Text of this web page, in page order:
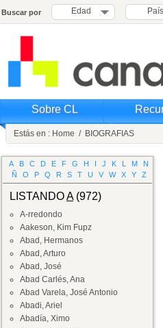
Buscar por Edad País
Sobre CL
Estás en : Home / BIOGRAFIAS
A B C D E F G H I J K L M
N
Ñ
O P Q R S T U V W X Y Z
LISTANDOA(972)
A-rredondo
Aakeson, Kim Fupz
Abad, Hermanos
Abad, Arturo
Abad, José
Abad Carlés, Ana
Abad Varela, José Antonio
Abadi, Ariel
Abadía, Ximo